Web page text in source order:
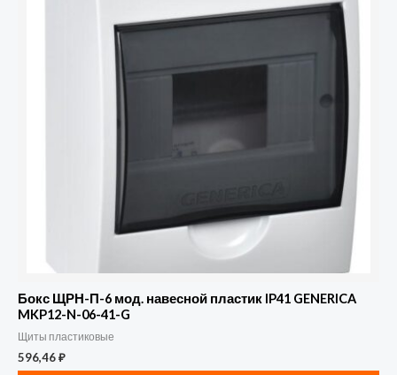
Бокс ЩРН-П-6 мод. навесной пластик IP41 GENERICA
MKP12-N-06-41-G
Щиты пластиковые
596,46₽